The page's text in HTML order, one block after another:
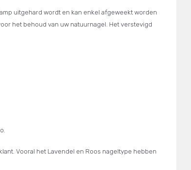
uitgehard wordt en kan enkel afgeweekt worden
het behoud van uw natuurnagel. Het verstevigd
Vooral het Lavendel en Roos nageltype hebben